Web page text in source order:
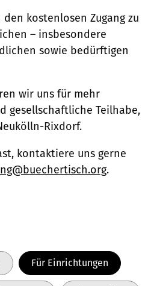
kostenlosen Zugang zu
– insbesondere
sowie bedürftigen
wir uns für mehr
gesellschaftliche Teilhabe,
Rixdorf.
kontaktiere uns gerne
.
Für Einrichtungen